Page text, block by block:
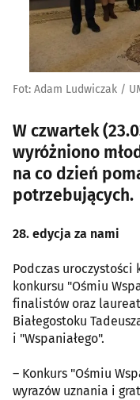
Fot: Adam Ludwiczak /
W czwartek
wyróżniono
na co dzień
potrzebujących.
28. edycja za nami
Podczas uroczystości
konkursu "Ośmiu
finalistów oraz
Białegostoku
i "Wspaniałego".
– Konkurs "Ośmiu
wyrazów uznania i